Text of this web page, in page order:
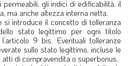
permeabili, gli indici di edificabilità, il
ma anche altezza interna netta.
si introduce il concetto di tolleranza
stato legittimo per ogni titolo
9 bis. Eventuali tolleranze
sullo stato legittimo, incluse le
di compravendita o superbonus.